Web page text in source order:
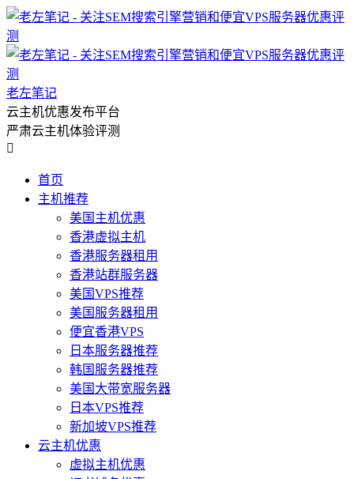
老左笔记
云主机优惠发布平台
严肃云主机体验评测

首页
主机推荐
美国主机优惠
香港虚拟主机
香港服务器租用
香港站群服务器
美国VPS推荐
美国服务器租用
便宜香港VPS
日本服务器推荐
韩国服务器推荐
美国大带宽服务器
日本VPS推荐
新加坡VPS推荐
云主机优惠
虚拟主机优惠